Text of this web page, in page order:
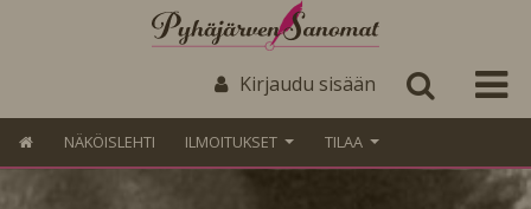
Kirjaudu sisään
NÄKÖISLEHTI ILMOITUKSET TILAA